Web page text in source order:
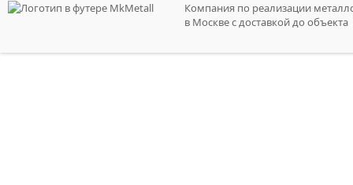
Компания по реализации
в Москве с доставкой до объекта